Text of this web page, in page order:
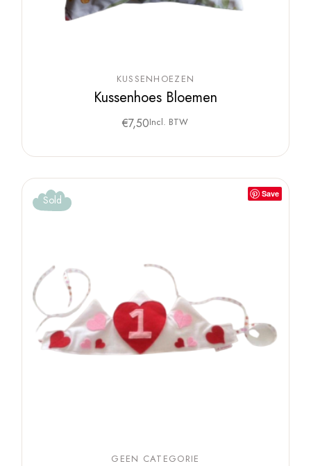
KUSSENHOEZEN
Kussenhoes Bloemen
€7,50Incl. BTW
Save
Sold
GEEN CATEGORIE